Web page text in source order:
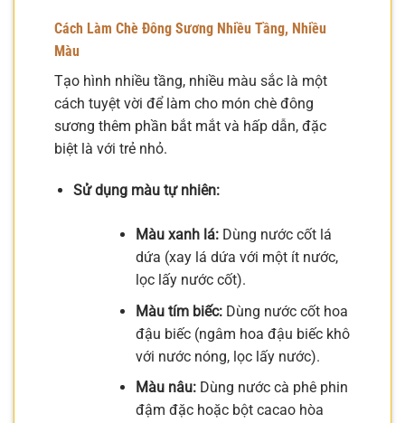
Cách Làm Chè Đông Sương Nhiều Tầng, Nhiều
Màu
Tạo hình nhiều tầng, nhiều màu sắc là một
cách tuyệt vời để làm cho món chè đông
sương thêm phần bắt mắt và hấp dẫn, đặc
biệt là với trẻ nhỏ.
Sử dụng màu tự nhiên:
Màu xanh lá:Dùng nước cốt lá
dứa (xay lá dứa với một ít nước,
lọc lấy nước cốt).
Màu tím biếc:Dùng nước cốt hoa
đậu biếc (ngâm hoa đậu biếc khô
với nước nóng, lọc lấy nước).
Màu nâu:Dùng nước cà phê phin
đậm đặc hoặc bột cacao hòa